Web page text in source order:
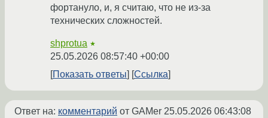
фортануло, и, я считаю, что не из-за
технических сложностей.
shprotua ★
25.05.2026 08:57:40 +00:00
Показать ответы
Ссылка
Ответ на: комментарий от GAMer 25.05.2026 06:43:08